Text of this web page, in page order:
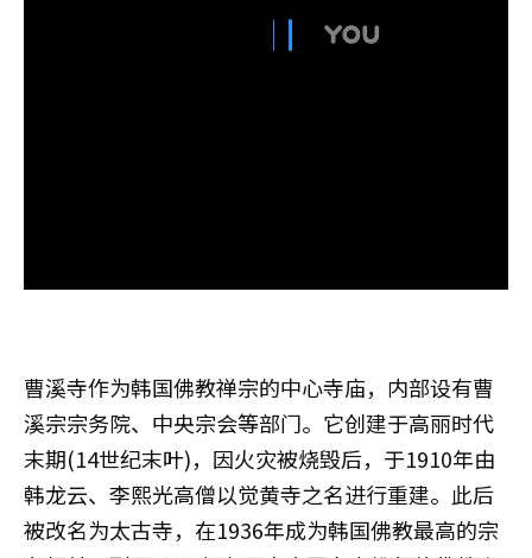
曹溪寺作为韩国佛教禅宗的中心寺庙，内部设有曹
溪宗宗务院、中央宗会等部门。它创建于高丽时代
末期(14世纪末叶)，因火灾被烧毁后，于1910年由
韩龙云、李熙光高僧以觉黄寺之名进行重建。此后
被改名为太古寺，在1936年成为韩国佛教最高的宗